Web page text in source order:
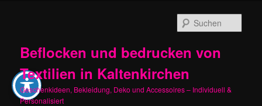
Beflocken und bedrucken von
Textilien in Kaltenkirchen
Geschenkideen, Bekleidung, Deko und Accessoires – Individuell &
Personalisiert